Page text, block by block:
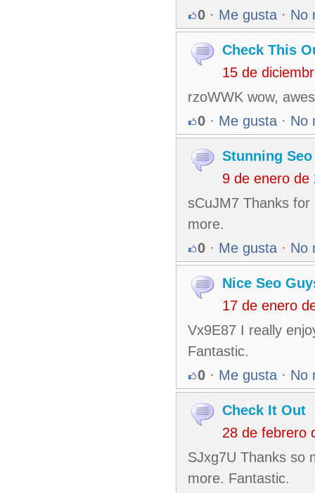
0 · Me gusta · No
Check This
15 de
rzoWWK wow,
0 · Me gusta · No
Stunning
9 de enero de
sCuJM7 Thanks
more.
0 · Me gusta · No
Nice Seo
17 de enero
Vx9E87 I really
Fantastic.
0 · Me gusta · No
Check It Out
28 de febrero
SJxg7U Thanks so
more. Fantastic.